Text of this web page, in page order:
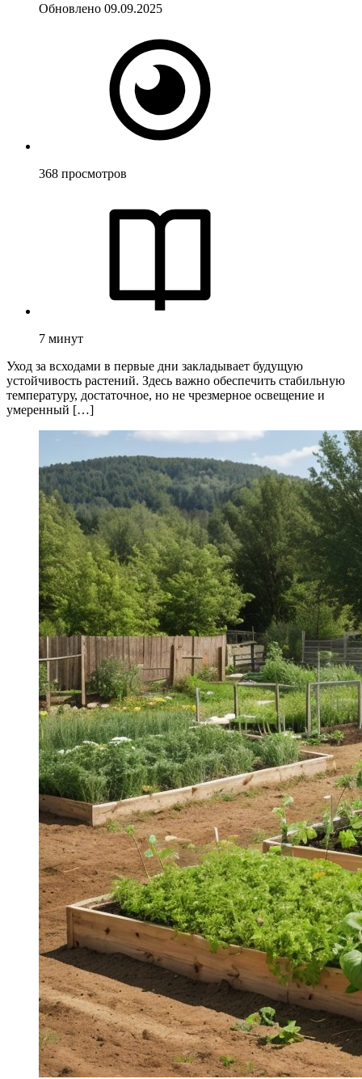
Обновлено 09.09.2025
368 просмотров
7 минут
Уход за всходами в первые дни закладывает будущую
устойчивость растений. Здесь важно обеспечить стабильную
температуру, достаточное, но не чрезмерное освещение и
умеренный […]